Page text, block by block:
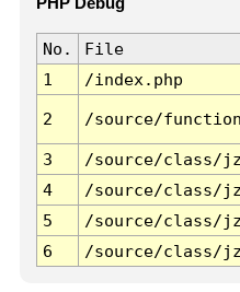
PHP Debug
No. File
1
/index.php
2 /source/
3 /source/class/
4
/source/class/
5
/source/class/
6
/source/class/